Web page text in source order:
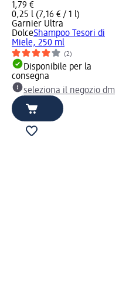
1,79 €
0,25 l (7,16 € / 1 l)
Garnier Ultra
DolceShampoo Tesori di
Miele, 250 ml
(2)
Disponibile per la
consegna
seleziona il negozio dm